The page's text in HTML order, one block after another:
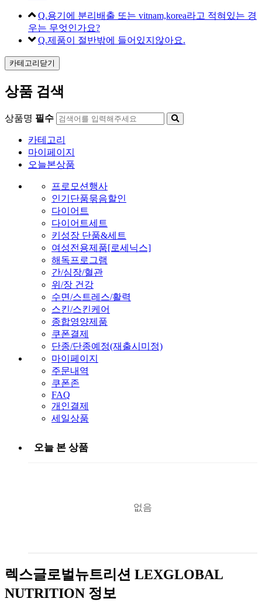
Q.용기에 분리배출 또는 vitnam,korea라고 적혀있는 경
우는 무엇인가요?
Q.제품이 절반밖에 들어있지않아요.
카테고리닫기
상품 검색
상품명 필수
카테고리
마이페이지
오늘본상품
프로모션행사
인기단품묶음할인
다이어트
다이어트세트
키성장 단품&세트
여성전용제품[로세닉스]
해독프로그램
간/심장/혈관
위/장 건강
수면/스트레스/활력
스킨/스킨케어
종합영양제품
쿠폰결제
단종/단종예정(재출시미정)
마이페이지
주문내역
쿠폰존
FAQ
개인결제
세일상품
오늘 본 상품
없음
렉스글로벌뉴트리션 LEXGLOBAL
NUTRITION 정보